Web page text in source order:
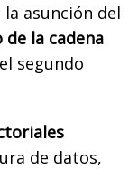
la asunción del
la cadena
segundo
de datos,